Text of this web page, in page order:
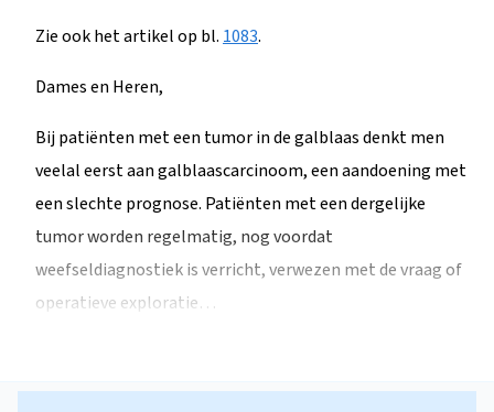
Zie ook het artikel op bl. 1083.
Dames en Heren,
Bij patiënten met een tumor in de galblaas denkt men
veelal eerst aan galblaascarcinoom, een aandoening met
een slechte prognose. Patiënten met een dergelijke
tumor worden regelmatig, nog voordat
weefseldiagnostiek is verricht, verwezen met de vraag of
operatieve exploratie…